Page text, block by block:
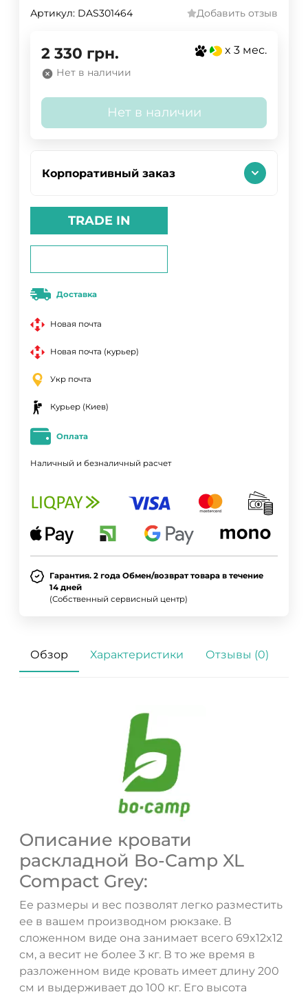
Артикул: DAS301464 Добавить отзыв
2 330 грн. x 3 мес.
Нет в наличии
Нет в наличии
Корпоративный заказ
TRADE IN
Доставка
Новая почта
Новая почта (курьер)
Укр почта
Курьер (Киев)
Оплата
Наличный и безналичный расчет
Гарантия. 2 года Обмен/возврат товара в течение
14 дней
(Собственный сервисный центр)
Обзор Характеристики Отзывы (0)
Описание кровати
раскладной Bo-Camp XL
Compact Grey:
Ее размеры и вес позволят легко разместить
ее в вашем производном рюкзаке. В
сложенном виде она занимает всего 69x12x12
см, а весит не более 3 кг. В то же время в
разложенном виде кровать имеет длину 200
см и выдерживает до 100 кг. Его высота